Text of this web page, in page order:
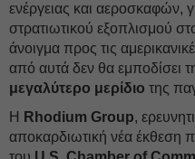
ενέργειας και αεροσκαφών,
στρατιωτικού εξοπλισμού
άνοιγμα προς τις
από αυτά δεν θα εμποδίσει
μεγαλύτερο μερίδιο της
Η Rhodium Group,
αποκαρδιωτική νέα έκθεση